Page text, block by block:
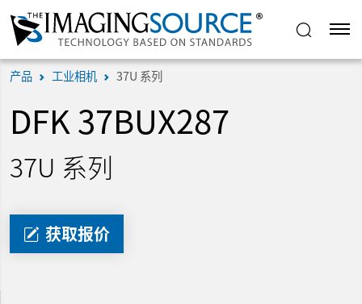
产品 工业相机 37U 系列
DFK 37BUX287
37U 系列
获取报价